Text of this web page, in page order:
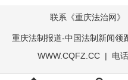
联系《重庆法治网》
重庆法制报道-中国法制新闻领
WWW.CQFZ.CC | 电